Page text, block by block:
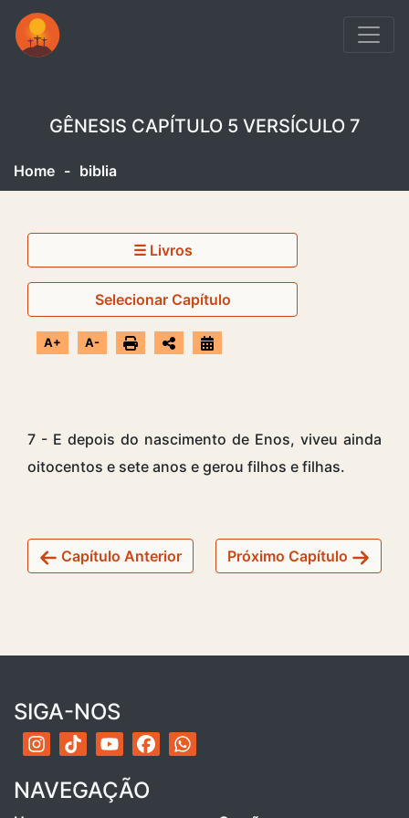
GÊNESIS CAPÍTULO 5 VERSÍCULO 7
Home - biblia
☰ Livros
Selecionar Capítulo
A+ A-
7 - E depois do nascimento de Enos, viveu ainda
oitocentos e sete anos e gerou filhos e filhas.
Capítulo Anterior Próximo Capítulo
SIGA-NOS
NAVEGAÇÃO